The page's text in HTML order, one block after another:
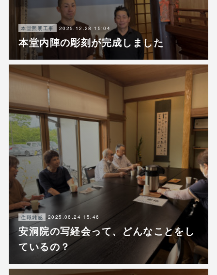
本堂照明工事 2025.12.28 15:04
本堂内陣の彫刻が完成しました
住職雑感 2025.06.24 15:46
安洞院の写経会って、どんなことをし
ているの？